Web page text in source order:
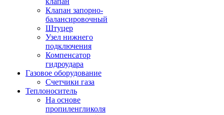
Клапан запорно-
балансировочный
Штуцер
Узел нижнего
подключения
Компенсатор
гидроудара
Газовое оборудование
Счетчики газа
Теплоноситель
На основе
пропиленгликоля